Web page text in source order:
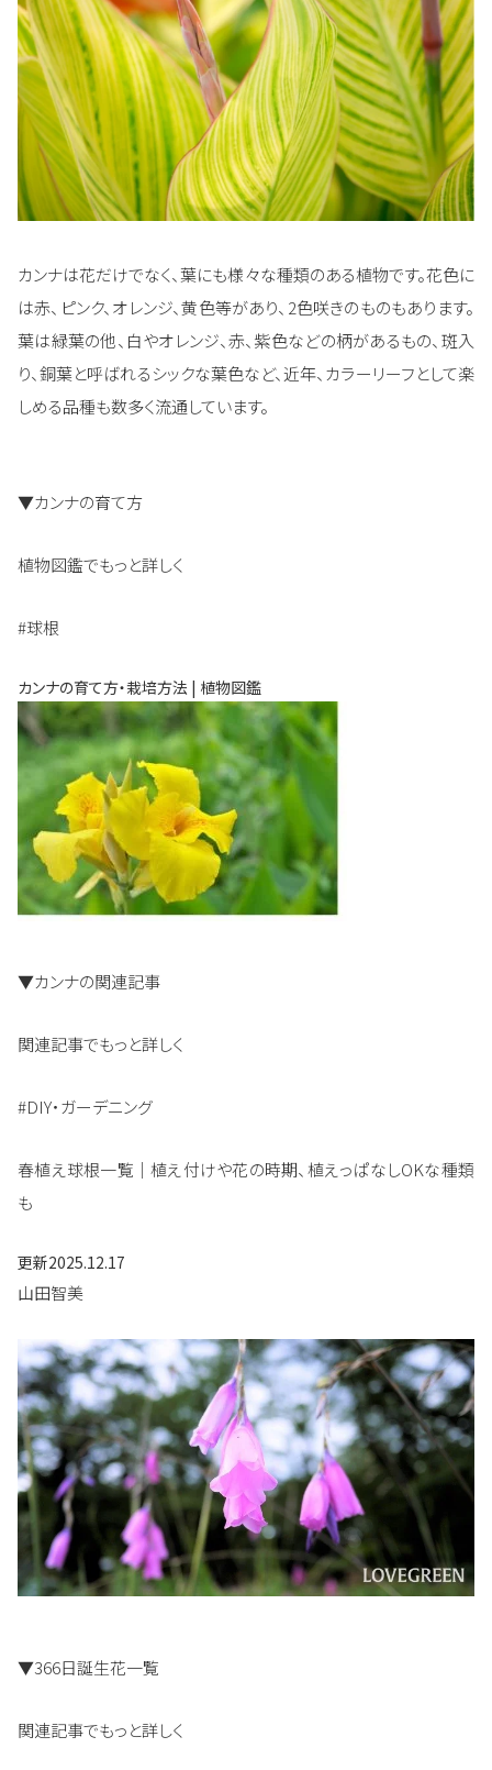
カンナは花だけでなく、葉にも様々な種類のある植物です。花色に
は赤、ピンク、オレンジ、黄色等があり、2色咲きのものもあります。
葉は緑葉の他、白やオレンジ、赤、紫色などの柄があるもの、斑入
り、銅葉と呼ばれるシックな葉色など、近年、カラーリーフとして楽
しめる品種も数多く流通しています。
▼カンナの育て方
植物図鑑でもっと詳しく
#球根
カンナの育て方・栽培方法 | 植物図鑑
▼カンナの関連記事
関連記事でもっと詳しく
#DIY・ガーデニング
春植え球根一覧｜植え付けや花の時期、植えっぱなしOKな種類
も
更新2025.12.17
山田智美
▼366日誕生花一覧
関連記事でもっと詳しく